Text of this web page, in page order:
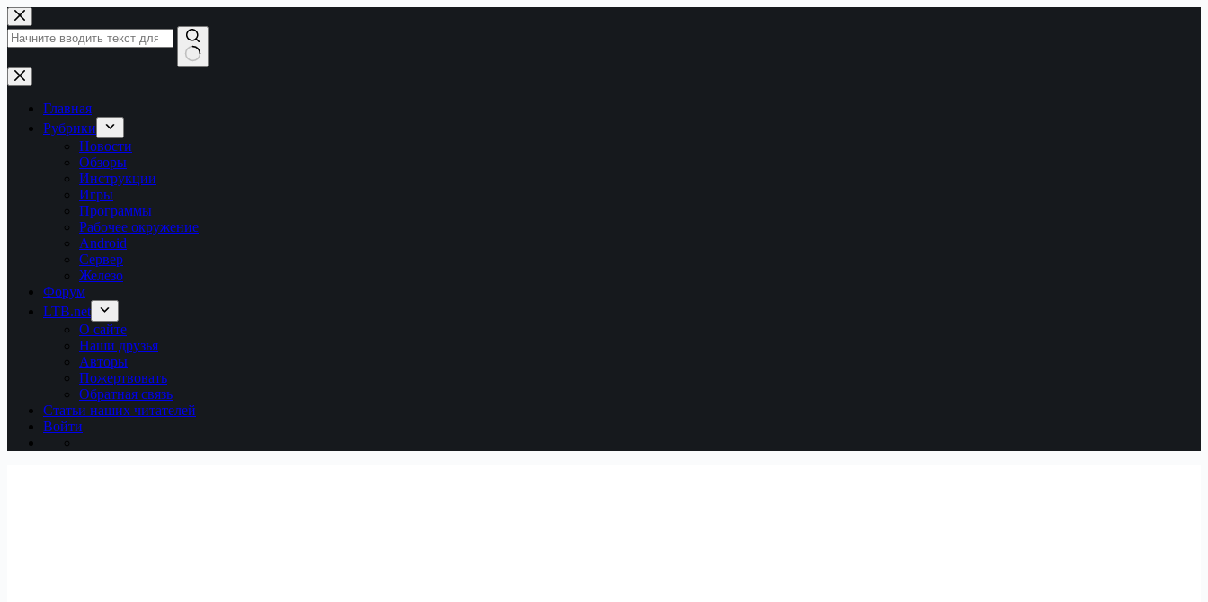
Перейти
к
сути
Ничего
не
найденоГлавная
Рубрики
Новости
Обзоры
Инструкции
Игры
Программы
Рабочее окружение
Android
Сервер
Железо
Форум
LTB.net
О сайте
Наши друзья
Авторы
Пожертвовать
Обратная связь
Статьи наших читателей
Войти